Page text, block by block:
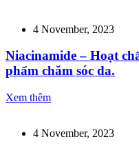
4 November, 2023
Niacinamide – Hoạt
phẩm chăm sóc da.
Xem thêm
4 November, 2023